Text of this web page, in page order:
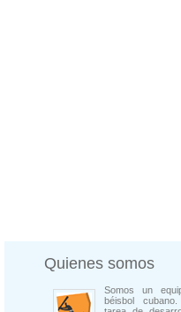
Quienes somos
Somos un
béisbol